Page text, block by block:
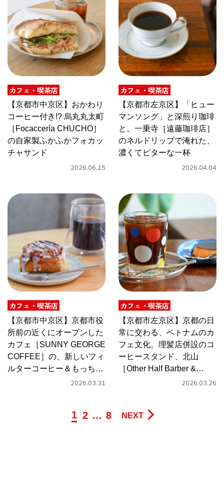
関西で開催。
おすすめの展覧会
おすすめの映画
誠光社で選びました。
おすすめの本
紹介します。
おすすめのイベント
カフェ・喫茶店
【京都市中京区】おかわり
コーヒー付き!? 烏丸丸太町
［Focaccería CHUCHO］
の自家製ふかふかフォカッ
チャサンド
2026.06.15
カフェ・喫茶店
【京都市左京区】「ヒュー
マンソング」と深煎り珈琲
と。一乗寺［遠藤珈琲店］
のネルドリップで淹れた、
濃くてビターな一杯
2026.04.04
カフェ・喫茶店
【京都市中京区】京都市役
所前の近くにオープンした
カフェ［SUNNY GEORGE
COFFEE］の、新しいフィ
ルターコーヒー＆もっちり
米麹シナモンロール2026.03.31
カフェ・喫茶店
【京都市左京区】京都の日
常に交わる、ベトナムのカ
フェ文化。理髪店併設のコ
ーヒースタンド、北山
［Other Half Barber &
2026.03.26
1 2 … 8 NEXT